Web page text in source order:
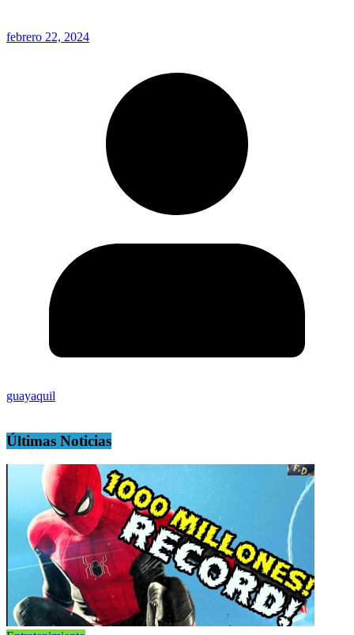
febrero 22, 2024
guayaquil
Últimas Noticias